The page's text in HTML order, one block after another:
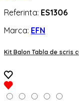
Referinta: ES1306
Marca: EFN
Kit Balon Tabla de scris